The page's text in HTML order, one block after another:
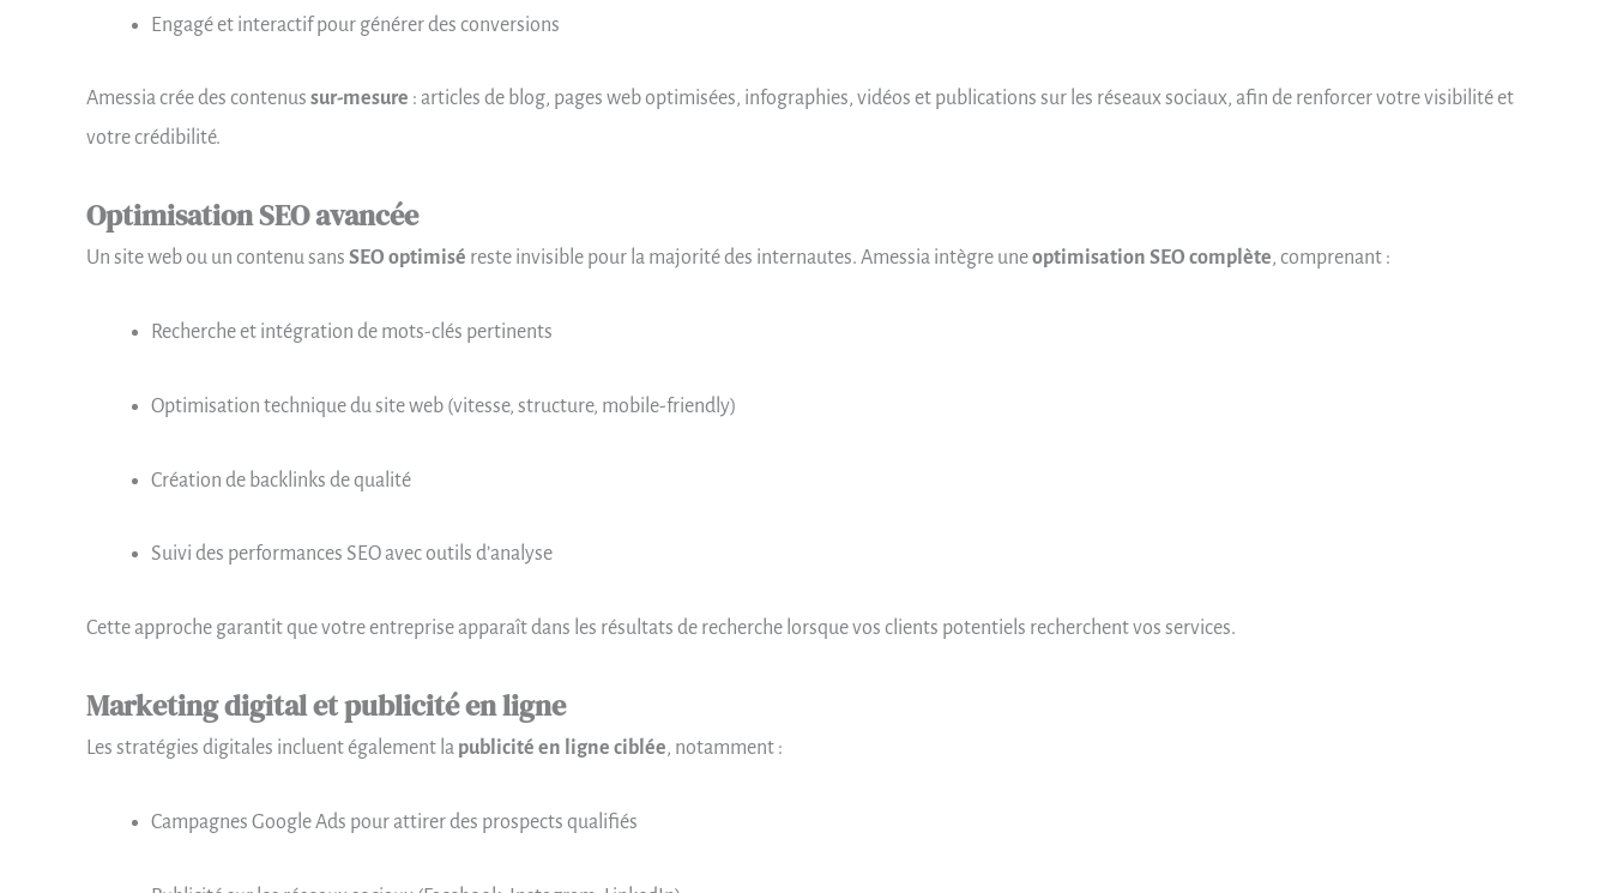
Engagé et interactif pour générer des conversions
Amessia crée des contenus sur-mesure : articles de blog, pages web optimisées, infographies, vidéos et publications sur les réseaux sociaux, afin de renforcer votre visibilité et
votre crédibilité.
Optimisation SEO avancée
Un site web ou un contenu sans SEO optimisé reste invisible pour la majorité des internautes. Amessia intègre uneoptimisation SEO complète, comprenant :
Recherche et intégration de mots-clés pertinents
Optimisation technique du site web (vitesse, structure, mobile-friendly)
Création de backlinks de qualité
Suivi des performances SEO avec outils d’analyse
Cette approche garantit que votre entreprise apparaît dans les résultats de recherche lorsque vos clients potentiels recherchent vos services.
Marketing digital et publicité en ligne
Les stratégies digitales incluent également la publicité en ligne ciblée, notamment :
Campagnes Google Ads pour attirer des prospects qualifiés